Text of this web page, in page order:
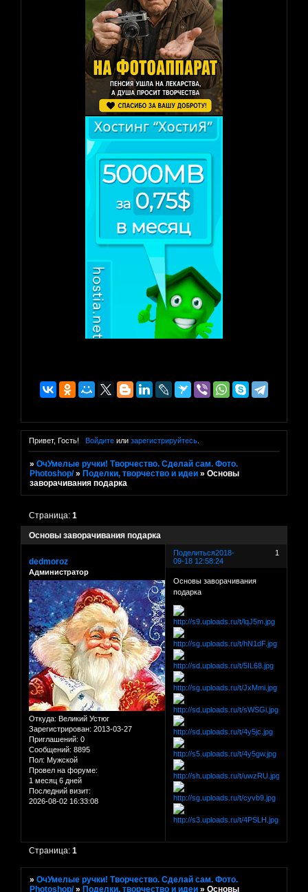
Привет, Гость! Войдитеили зарегистрируйтесь.
»ОчУмелые ручки! Творчество. Сделай сам. Фото.
Photoshop/ » Поделки, творчество и идеи »Основы
заворачивания подарка
Основы заворачивания подарка
Страница:1
Поделиться 1
2018-
09-18 12:58:24
dedmoroz
Администратор
Откуда: Великий Устюг
Зарегистрирован: 2013-03-27
Приглашений: 0
Сообщений: 8895
Пол: Мужской
Провел на форуме:
1 месяц 6 дней
Последний визит:
2026-08-02 16:33:08
Основы заворачивания
подарка
Страница:1
»ОчУмелые ручки! Творчество. Сделай сам. Фото.
Photoshop/ »Поделки, творчество и идеи »Основы